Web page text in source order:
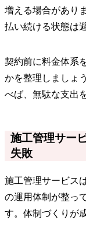
増える場合があり
払い続ける状態は
契約前に料金体系
かを整理しましょ
べば、無駄な支出
施工管理サー
失敗
施工管理サービス
の運用体制が整っ
す。体制づくりが